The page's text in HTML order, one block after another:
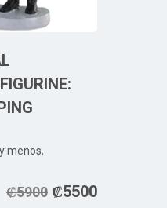
menos,
₡5900 ₡5500